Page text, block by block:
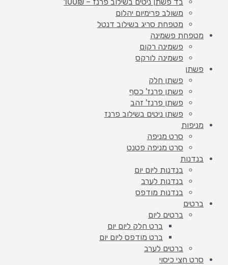
משולב פרימיום יהלום
מטפחת סריג בשילוב דנטל
מטפחת פשמינה
פשמינה רקום
פשמינה לורקס
פשתן
פשתן חלק
פשתן פרנז' כסף
פשתן פרנז' זהב
פשתן ניטים בשילוב פרנז
מניפות
סרט מניפה
סרט מניפה פטנט
בנדנות
בנדנות ליום יום
בנדנות לערב
בנדנות מודפס
ברטים
ברטים ליום
ברט חלק ליום יום
ברט מודפס ליום יום
ברטים לערב
סרט חצי כיסוי